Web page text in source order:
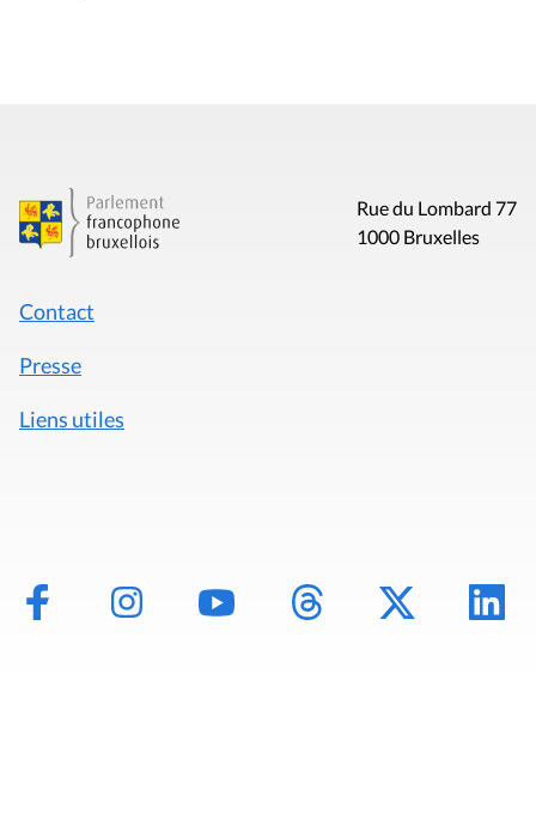
Rue du Lombard 77
1000 Bruxelles
Contact
Presse
Liens utiles